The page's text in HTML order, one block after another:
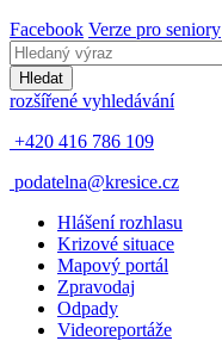
Facebook Verze pro seniory
Hledat
rozšířené vyhledávání
+420 416 786 109
podatelna@kresice.cz
Hlášení rozhlasu
Krizové situace
Mapový portál
Zpravodaj
Odpady
Videoreportáže